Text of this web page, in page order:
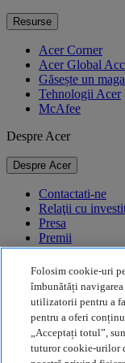
Resurse
Acer Corner
Acer Global
Găsește un
Tehnologii Acer
McAfee
Despre Acer
Despre Acer
Contactati-ne
Relaţii cu
Presa
Premii
Evenimente
Durabilitate
Durabilitate
Amprenta de
Folosim cookie-uri
îmbunătăți
utilizatorii pentru a
pentru a oferi
„Acceptați totul”,
tuturor cookie-urilor